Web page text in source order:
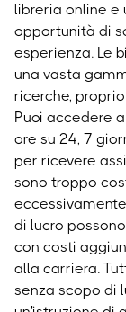
libreria online e
opportunità di
esperienza. Le
una vasta
ricerche,
Puoi accedere
ore su 24, 7
per ricevere
sono troppo
di lucro
con costi
alla carriera.
senza scopo di